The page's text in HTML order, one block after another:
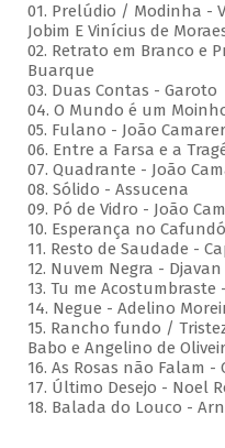
01. Prelúdio / Modinha -
Jobim E Vinícius de
02. Retrato em Branco e
Buarque
03. Duas Contas - Garoto
04. O Mundo é um
05. Fulano - João
06. Entre a Farsa e a
07. Quadrante - João
08. Sólido - Assucena
09. Pó de Vidro - João
10. Esperança no
11. Resto de Saudade -
12. Nuvem Negra - Djavan
13. Tu me
14. Negue - Adelino
15. Rancho fundo /
Babo e Angelino de
16. As Rosas não Falam -
17. Último Desejo - Noel
18. Balada do Louco -